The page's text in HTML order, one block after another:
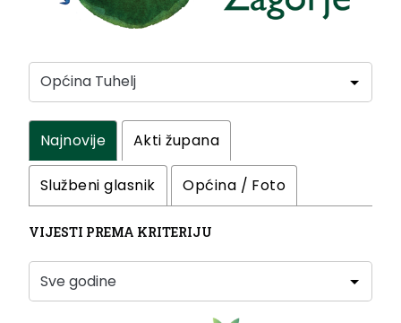
Najnovije Akti župana
Službeni glasnik Općina / Foto
VIJESTI PREMA KRITERIJU